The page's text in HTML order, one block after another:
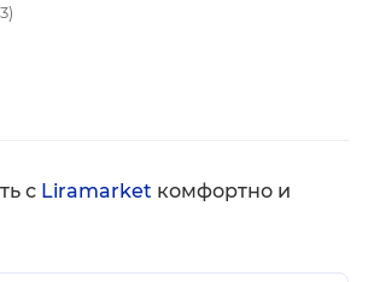
с Liramarket комфортно и